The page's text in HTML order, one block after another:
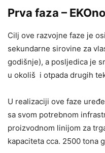
Prva faza –
Cilj ove razvojne faze je
sekundarne sirovine za
godišnje), a posljedica je
u okoliš i otpada drugih
U realizaciji ove faze
sa svom potrebnom
proizvodnom linijom za
kapaciteta cca. 2500 tona